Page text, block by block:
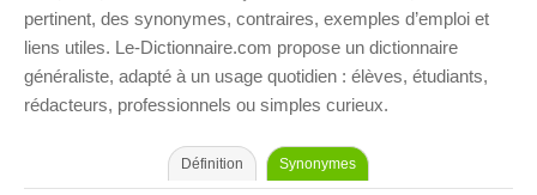
pertinent, des synonymes, contraires, exemples d’emploi et
liens utiles. Le-Dictionnaire.com propose un dictionnaire
généraliste, adapté à un usage quotidien : élèves, étudiants,
rédacteurs, professionnels ou simples curieux.
Définition Synonymes